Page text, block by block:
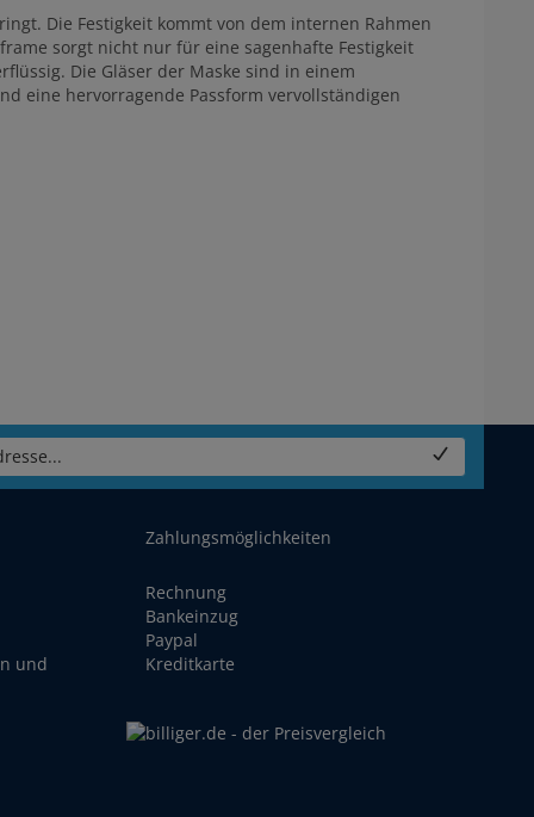
Die Festigkeit kommt von dem internen Rahmen
sorgt nicht nur für eine sagenhafte Festigkeit
Die Gläser der Maske sind in einem
eine hervorragende Passform vervollständigen
und
Zahlungsmöglichkeiten
Rechnung
Bankeinzug
Paypal
Kreditkarte